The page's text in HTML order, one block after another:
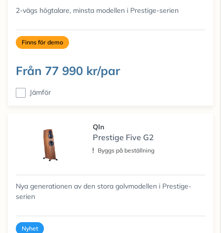
2-vägs högtalare, minsta modellen i Prestige-serien
Finns för demo
Från 77 990 kr/par
Jämför
Qln
Prestige Five G2
Byggs på beställning
Nya generationen av den stora golvmodellen i Prestige-
serien
Nyhet